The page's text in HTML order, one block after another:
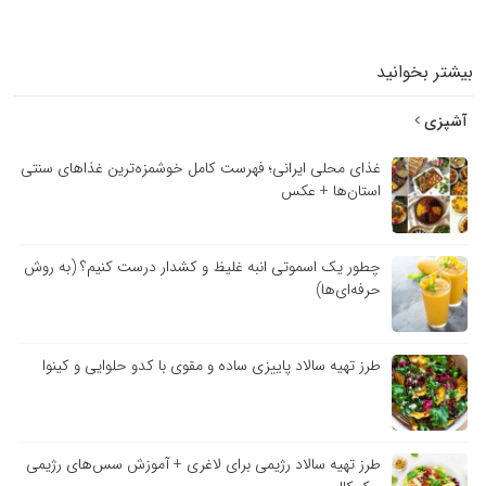
بخوانید
غذای محلی ایرانی؛ فهرست کامل خوشمزه‌ترین غذاهای سنتی
استان‌ها + عکس
چطور یک اسموتی انبه غلیظ و کشدار درست کنیم؟ (به روش
حرفه‌ای‌ها)
طرز تهیه سالاد پاییزی ساده و مقوی با کدو حلوایی و کینوا
طرز تهیه سالاد رژیمی برای لاغری + آموزش سس‌های رژیمی